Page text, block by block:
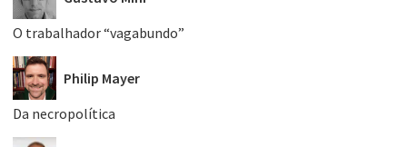
O trabalhador “vagabundo”
Philip Mayer
Da necropolítica